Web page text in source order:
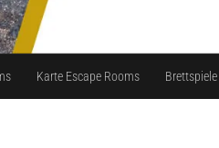
Karte Escape Rooms Brettspiele